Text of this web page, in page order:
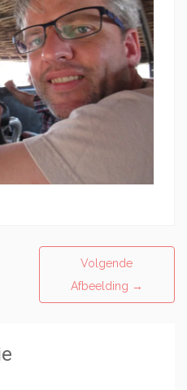
Volgende
Afbeelding →